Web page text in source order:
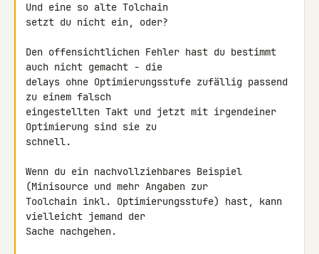
Und eine so alte Tolchain
setzt du nicht ein, oder?
Den offensichtlichen Fehler hast du bestimmt
auch nicht gemacht - die
delays ohne Optimierungsstufe zufällig passend
zu einem falsch
eingestellten Takt und jetzt mit irgendeiner
Optimierung sind sie zu
schnell.
Wenn du ein nachvollziehbares Beispiel
(Minisource und mehr Angaben zur
Toolchain inkl. Optimierungsstufe) hast, kann
vielleicht jemand der
Sache nachgehen.